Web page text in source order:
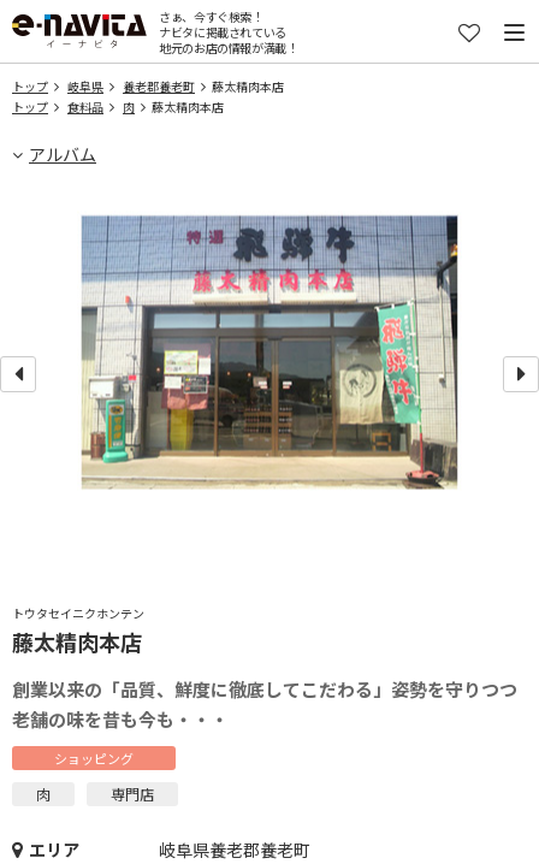
さぁ、今すぐ検索！
ナビタに掲載されている
地元のお店の情報が満載！
トップ 岐阜県 養老郡養老町
藤太精肉本店
トップ
食料品 肉 藤太精肉本店
アルバム
トウタセイニクホンテン
藤太精肉本店
創業以来の「品質、鮮度に徹底してこだわる」姿勢を守りつつ
老舗の味を昔も今も・・・
ショッピング
肉 専門店
エリア
岐阜県養老郡養老町